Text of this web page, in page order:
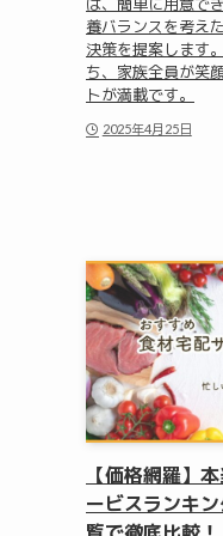
養バランスを考え
決策を提案します
ち、家族全員が笑
トが満載です。
2025年4月25日
【価格網羅】
ービスランキ